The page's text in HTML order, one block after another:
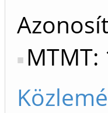
MTMT: